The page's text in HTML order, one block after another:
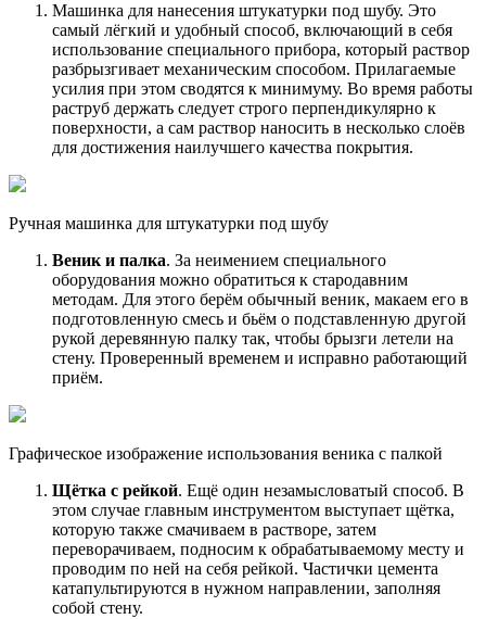
Машинка для нанесения штукатурки под шубу. Это
самый лёгкий и удобный способ, включающий в себя
использование специального прибора, который раствор
разбрызгивает механическим способом. Прилагаемые
усилия при этом сводятся к минимуму. Во время работы
раструб держать следует строго перпендикулярно к
поверхности, а сам раствор наносить в несколько слоёв
для достижения наилучшего качества покрытия.
Ручная машинка для штукатурки под шубу
Веник и палка. За неимением специального
оборудования можно обратиться к стародавним
методам. Для этого берём обычный веник, макаем его в
подготовленную смесь и бьём о подставленную другой
рукой деревянную палку так, чтобы брызги летели на
стену. Проверенный временем и исправно работающий
приём.
Графическое изображение использования веника с палкой
Щётка с рейкой. Ещё один незамысловатый способ. В
этом случае главным инструментом выступает щётка,
которую также смачиваем в растворе, затем
переворачиваем, подносим к обрабатываемому месту и
проводим по ней на себя рейкой. Частички цемента
катапультируются в нужном направлении, заполняя
собой стену.